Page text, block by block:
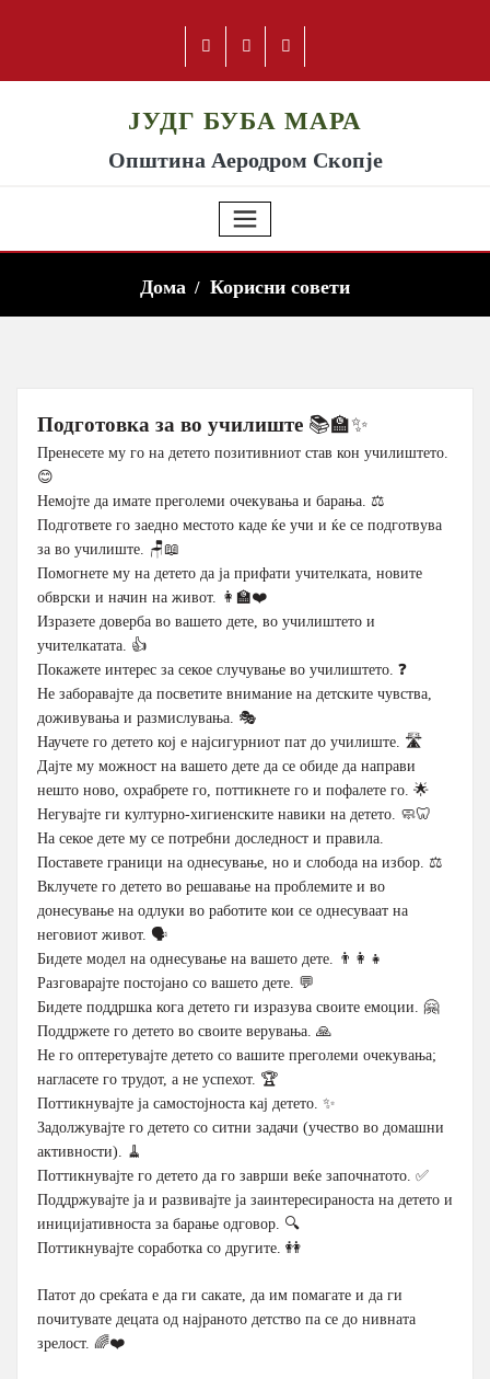
ЈУДГ БУБА МАРА
Општина Аеродром Скопје
Дома Корисни совети
Подготовка за во училиште📚🏫✨
Пренесете му го на детето позитивниот став кон училиштето.
😊
Немојте да имате преголеми очекувања и барања. ⚖️
Подгответе го заедно местото каде ќе учи и ќе се подготвува
за во училиште. 🪑📖
Помогнете му на детето да ја прифати учителката, новите
обврски и начин на живот. 👩‍🏫❤️
Изразете доверба во вашето дете, во училиштето и
учителкатата. 👍
Покажете интерес за секое случување во училиштето. ❓
Не заборавајте да посветите внимание на детските чувства,
доживувања и размислувања. 🎭
Научете го детето кој е најсигурниот пат до училиште. 🛣️
Дајте му можност на вашето дете да се обиде да направи
нешто ново, охрабрете го, поттикнете го и пофалете го. 🌟
Негувајте ги културно-хигиенските навики на детето. 🧼🦷
На секое дете му се потребни доследност и правила.
Поставете граници на однесување, но и слобода на избор. ⚖️
Вклучете го детето во решавање на проблемите и во
донесување на одлуки во работите кои се однесуваат на
неговиот живот. 🗣️
Бидете модел на однесување на вашето дете. 👨‍👩‍👧
Разговарајте постојано со вашето дете. 💬
Бидете поддршка кога детето ги изразува своите емоции. 🤗
Поддржете го детето во своите верувања. 🙏
Не го оптеретувајте детето со вашите преголеми очекувања;
нагласете го трудот, а не успехот. 🏆
Поттикнувајте ја самостојноста кај детето. ✨
Задолжувајте го детето со ситни задачи (учество во домашни
активности). 🧹
Поттикнувајте го детето да го заврши веќе започнатото. ✅
Поддржувајте ја и развивајте ја заинтересираноста на детето и
иницијативноста за барање одговор. 🔍
Поттикнувајте соработка со другите. 👭
Патот до среќата е да ги сакате, да им помагате и да ги
почитувате децата од најраното детство па се до нивната
зрелост. 🌈❤️